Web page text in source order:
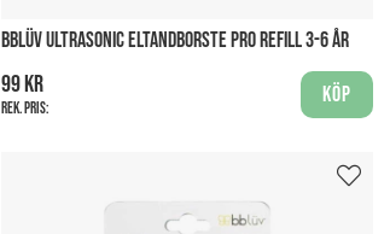
BBLÜV ULTRASONIC ELTANDBORSTE PRO REFILL 3-6 ÅR
99 kr
Rek. pris:
Köp